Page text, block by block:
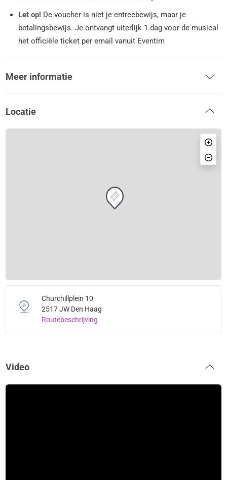
Let op! De voucher is niet je entreebewijs, maar je
betalingsbewijs. Je ontvangt uiterlijk 1 dag voor de musical
het officiële ticket per email vanuit Eventim
Meer informatie
Locatie
Churchillplein 10
2517 JW Den Haag
Routebeschrijving
Video